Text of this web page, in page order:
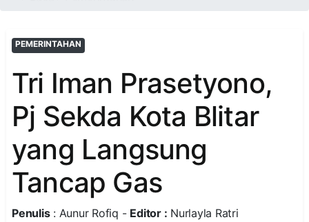
PEMERINTAHAN
Tri Iman Prasetyono,
Pj Sekda Kota Blitar
yang Langsung
Tancap Gas
Penulis: Aunur Rofiq - Editor : Nurlayla Ratri